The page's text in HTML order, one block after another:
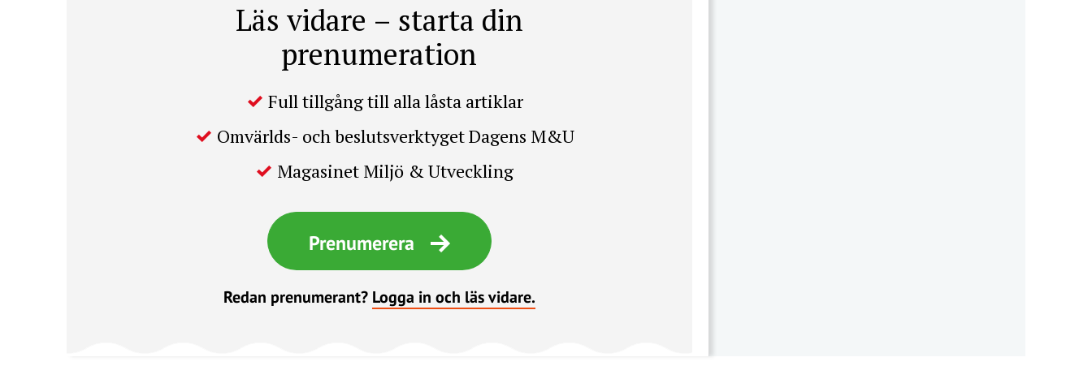
Läs vidare – starta din
prenumeration
Full tillgång till alla låsta artiklar
Omvärlds- och beslutsverktyget Dagens M&U
Magasinet Miljö & Utveckling
Prenumerera
Redan prenumerant? Logga in och läs vidare.